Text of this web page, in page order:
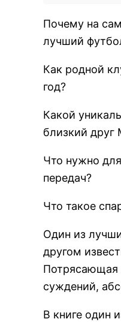
Почему на
лучший
Как родной
год?
Какой
близкий друг
Что нужно
передач?
Что такое
Один из
другом
Потрясающая
суждений,
В книге один